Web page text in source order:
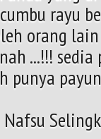
rayu
orang
...!!!
punya